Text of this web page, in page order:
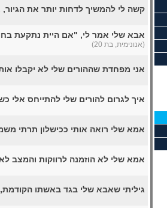
קשה לי להמשיך לדחות יותר את הגיור,
אבא שלי אמר לי, "אם היית נתקעת
(אנונימית, בת 20)
אני מפחדת שההורים שלי לא יקבלו
איך לגרום להורים שלי להתייחס אלי
אמא שלי רואה אותי ככישלון תרתי
אמא שלי לא הוזמנה לרווקות והמצב
גיליתי שאבא שלי בגד באשתו